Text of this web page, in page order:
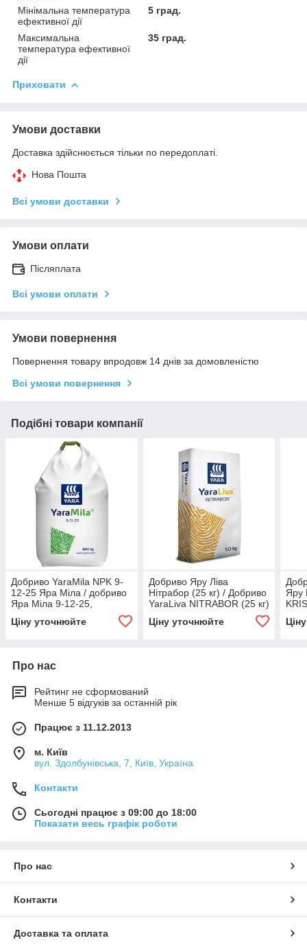
Мінімальна температура
ефективної дії
5 град.
Максимальна
температура ефективної
дії
35 град.
Приховати
Умови доставки
Доставка здійснюється тільки по передоплаті.
Нова Пошта
Всі умови доставки
Умови оплати
Післяплата
Всі умови оплати
Умови повернення
Повернення товару впродовж 14 днів за домовленістю
Всі умови повернення
Подібні товари компанії
Добриво YaraMila NPK 9-
12-25 Яра Міла / добриво
Яра Міла 9-12-25,
Ціну уточнюйте
Добриво Яру Ліва
Нітрабор (25 кг) / Добриво
YaraLiva NITRABOR (25 кг)
Ціну уточнюйте
Яру
Про нас
Рейтинг не сформований
Менше 5 відгуків за останній рік
Працює з 11.12.2013
м. Київ
вул. Здолбунівська, 7, Київ, Україна
Контакти
Сьогодні працює з 09:00 до 18:00
Показати весь графік роботи
Про нас
Контакти
Доставка та оплата